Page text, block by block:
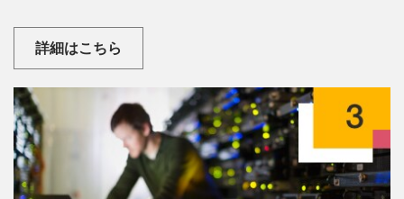
詳細はこちら